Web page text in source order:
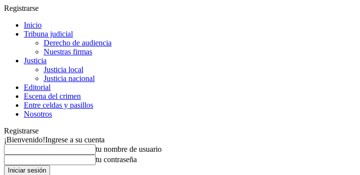
Registrarse
Inicio
Tribuna judicial
Derecho de audiencia
Nuestras firmas
Justicia
Justicia local
Justicia nacional
Editorial
Escena del crimen
Entre celdas y pasillos
Nosotros
Registrarse
¡Bienvenido!Ingrese a su cuenta
tu nombre de usuario
tu contraseña